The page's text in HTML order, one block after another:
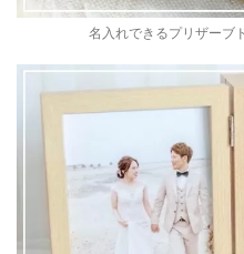
名入れできるプリザーブ